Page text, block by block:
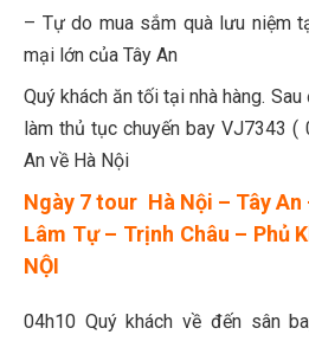
– Tự do mua sắm quà lưu niệm
mại lớn của Tây An
Quý khách ăn tối tại nhà hàng.
làm thủ tục chuyến bay VJ7343 (
An về Hà Nội
Ngày 7 tour Hà Nội – Tây An
Lâm Tự – Trịnh Châu – Phủ
NỘI
04h10 Quý khách về đến sân